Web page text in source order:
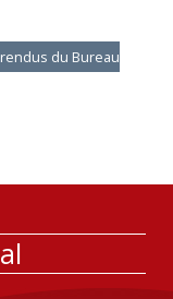
du Bureau